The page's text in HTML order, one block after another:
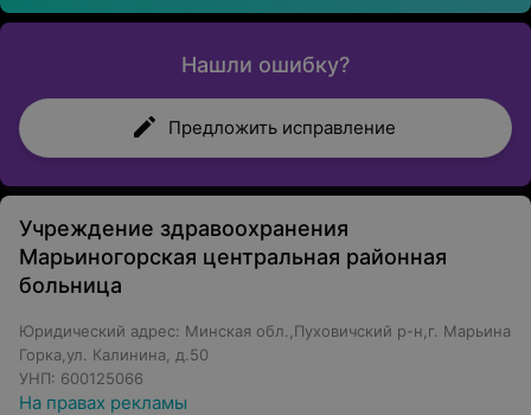
Нашли ошибку?
Предложить исправление
Учреждение здравоохранения
Марьиногорская центральная районная
больница
Юридический адрес: Минская обл.,Пуховичский р-н,г. Марьина
Горка,ул. Калинина, д.50
УНП: 600125066
На правах рекламы